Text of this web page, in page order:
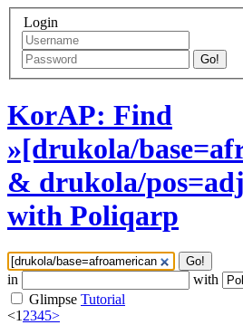
Login
Go!
KorAP: Find
»[drukola/
& drukola/
with Poliqarp
Go!
in
with
Glimpse Tutorial
<12345>